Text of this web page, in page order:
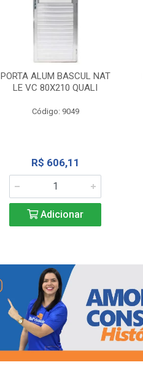
PORTA ALUM BASCUL NAT
LE VC 80X210 QUALI
Código: 9049
R$ 606,11
Adicionar